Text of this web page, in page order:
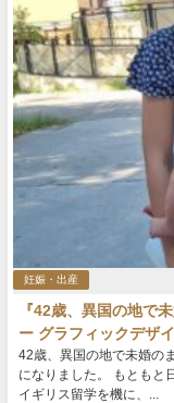
妊娠・出産
『42歳、異国の地で
ー グラフィックデザ
42歳、異国の地で未婚の
になりました。 もともと
イギリス留学を機に、...